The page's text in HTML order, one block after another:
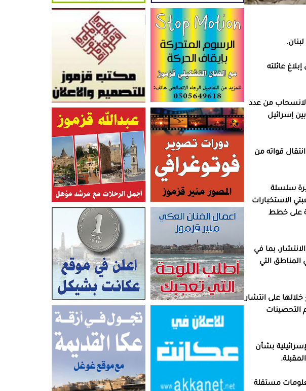
عائلته
من عدد
إسرائيل
قواته من
سلسلة
الاستخبارات
على خطط
بما في
التي
على انتشار
التحصينات
بشأن
مستقلة